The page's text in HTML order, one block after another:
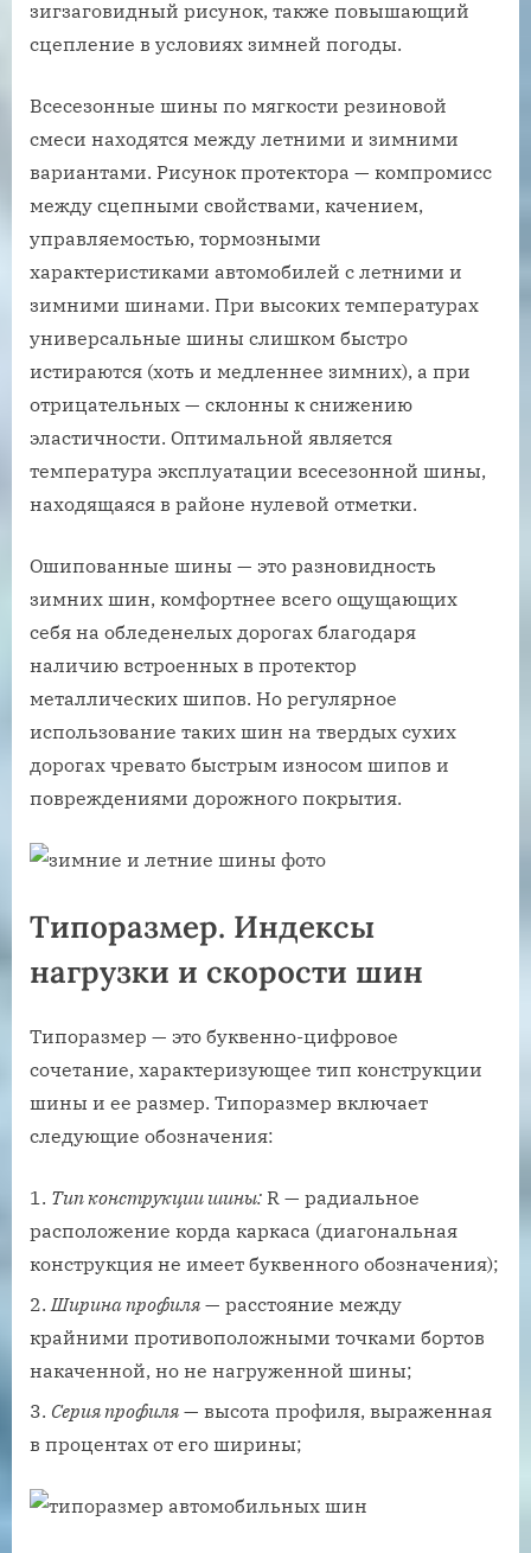
зигзаговидный рисунок, также повышающий
сцепление в условиях зимней погоды.
Всесезонные шины по мягкости резиновой
смеси находятся между летними и зимними
вариантами. Рисунок протектора — компромисс
между сцепными свойствами, качением,
управляемостью, тормозными
характеристиками автомобилей с летними и
зимними шинами. При высоких температурах
универсальные шины слишком быстро
истираются (хоть и медленнее зимних), а при
отрицательных — склонны к снижению
эластичности. Оптимальной является
температура эксплуатации всесезонной шины,
находящаяся в районе нулевой отметки.
Ошипованные шины — это разновидность
зимних шин, комфортнее всего ощущающих
себя на обледенелых дорогах благодаря
наличию встроенных в протектор
металлических шипов. Но регулярное
использование таких шин на твердых сухих
дорогах чревато быстрым износом шипов и
повреждениями дорожного покрытия.
Типоразмер. Индексы
нагрузки и скорости шин
Типоразмер — это буквенно-цифровое
сочетание, характеризующее тип конструкции
шины и ее размер. Типоразмер включает
следующие обозначения:
Тип конструкции шины: R — радиальное
расположение корда каркаса (диагональная
конструкция не имеет буквенного обозначения);
Ширина профиля — расстояние между
крайними противоположными точками бортов
накаченной, но не нагруженной шины;
Серия профиля — высота профиля, выраженная
в процентах от его ширины;